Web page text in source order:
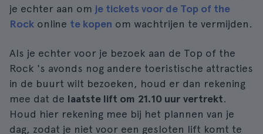
je echter aan om je tickets voor de Top of the
Rock online te kopen om wachtrijen te vermijden.
Als je echter voor je bezoek aan de Top of the
Rock 's avonds nog andere toeristische attracties
in de buurt wilt bezoeken, houd er dan rekening
mee dat de laatste lift om 21.10 uur vertrekt.
Houd hier rekening mee bij het plannen van je
dag, zodat je niet voor een gesloten lift komt te